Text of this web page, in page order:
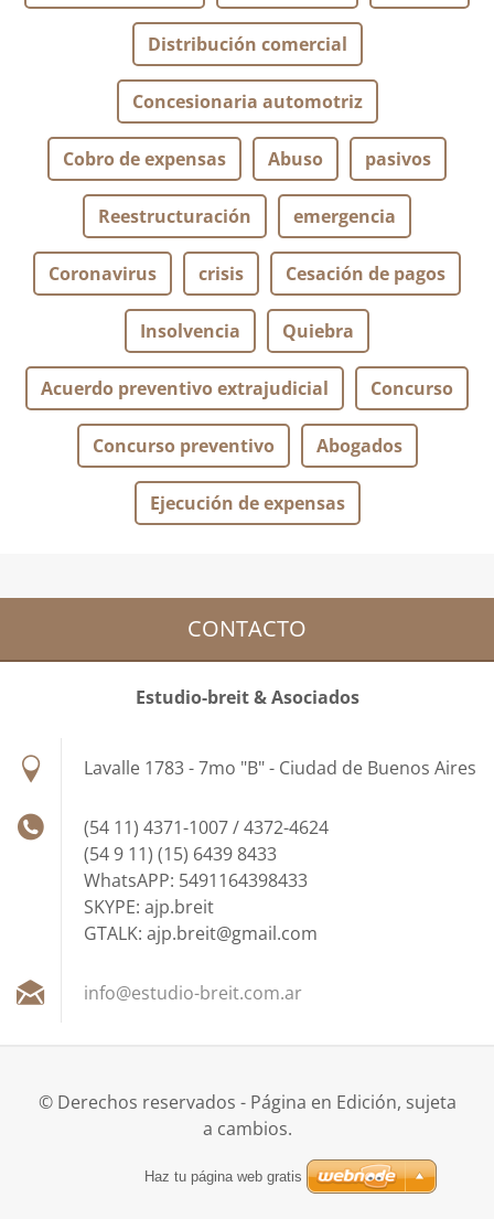
Distribución comercial
Concesionaria automotriz
Cobro de expensas Abuso pasivos
Reestructuración emergencia
Coronavirus crisis Cesación de pagos
Insolvencia Quiebra
Acuerdo preventivo extrajudicial Concurso
Concurso preventivo Abogados
Ejecución de expensas
CONTACTO
Estudio-breit & Asociados
Lavalle 1783 - 7mo "B" - Ciudad de Buenos Aires
(54 11) 4371-1007 / 4372-4624
(54 9 11) (15) 6439 8433
WhatsAPP: 5491164398433
SKYPE: ajp.breit
GTALK: ajp.breit@gmail.com
info@estudio-breit.com.ar
© Derechos reservados - Página en Edición, sujeta
a cambios.
Haz tu página web gratis